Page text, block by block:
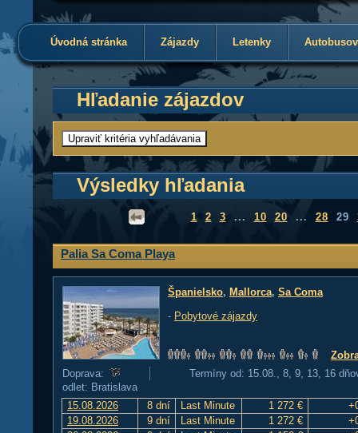
Úvodná stránka Zájazdy Letenky
Hľadanie zájazdov
Výsledky hľadania
1 2 3 ... 10 20 ... 28 29
Palia Sa Coma Playa
Španielsko, Mallorca, Sa Coma
- Pobytové zájazdy
Doprava:
Termíny od: 15.08., 8, 9, 13, 16
odlet: Bratislava
15.08.2026
8 dní Last Minute 1 272 €
19.08.2026
9 dní Last Minute 1 272 €